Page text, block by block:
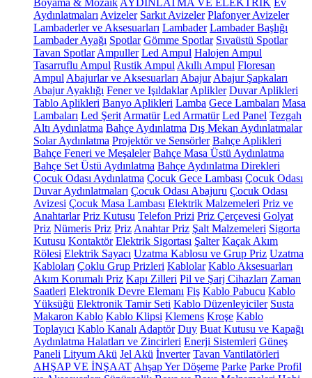
Boyama & Mozaik AYDINLATMA VE ELEKTRİK Ev
Aydınlatmaları Avizeler Sarkıt Avizeler Plafonyer Avizeler
Lambaderler ve Aksesuarları Lambader Lambader Başlığı
Lambader Ayağı Spotlar Gömme Spotlar Sıvaüstü Spotlar
Tavan Spotlar Ampuller Led Ampul Halojen Ampul
Tasarruflu Ampul Rustik Ampul Akıllı Ampul Floresan
Ampul Abajurlar ve Aksesuarları Abajur Abajur Şapkaları
Abajur Ayaklığı Fener ve Işıldaklar Aplikler Duvar Aplikleri
Tablo Aplikleri Banyo Aplikleri Lamba Gece Lambaları Masa
Lambaları Led Şerit Armatür Led Armatür Led Panel Tezgah
Altı Aydınlatma Bahçe Aydınlatma Dış Mekan Aydınlatmalar
Solar Aydınlatma Projektör ve Sensörler Bahçe Aplikleri
Bahçe Feneri ve Meşaleler Bahçe Masa Üstü Aydınlatma
Bahçe Set Üstü Aydınlatma Bahçe Aydınlatma Direkleri
Çocuk Odası Aydınlatma Çocuk Gece Lambası Çocuk Odası
Duvar Aydınlatmaları Çocuk Odası Abajuru Çocuk Odası
Avizesi Çocuk Masa Lambası Elektrik Malzemeleri Priz ve
Anahtarlar Priz Kutusu Telefon Prizi Priz Çerçevesi Golyat
Priz Nümeris Priz Priz Anahtar Priz Şalt Malzemeleri Sigorta
Kutusu Kontaktör Elektrik Sigortası Şalter Kaçak Akım
Rölesi Elektrik Sayacı Uzatma Kablosu ve Grup Priz Uzatma
Kabloları Çoklu Grup Prizleri Kablolar Kablo Aksesuarları
Akım Korumalı Priz Kapı Zilleri Pil ve Şarj Cihazları Zaman
Saatleri Elektronik Devre Elemanı Fiş Kablo Pabucu Kablo
Yüksüğü Elektronik Tamir Seti Kablo Düzenleyiciler Susta
Makaron Kablo Kablo Klipsi Klemens Kroşe Kablo
Toplayıcı Kablo Kanalı Adaptör Duy Buat Kutusu ve Kapağı
Aydınlatma Halatları ve Zincirleri Enerji Sistemleri Güneş
Paneli Lityum Akü Jel Akü İnverter Tavan Vantilatörleri
AHŞAP VE İNŞAAT Ahşap Yer Döşeme Parke Parke Profil